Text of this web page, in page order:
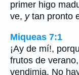
primer higo
ve, ytan pronto
Miqueas 7:1
¡Ay de mí!,
frutos de
vendimia. No